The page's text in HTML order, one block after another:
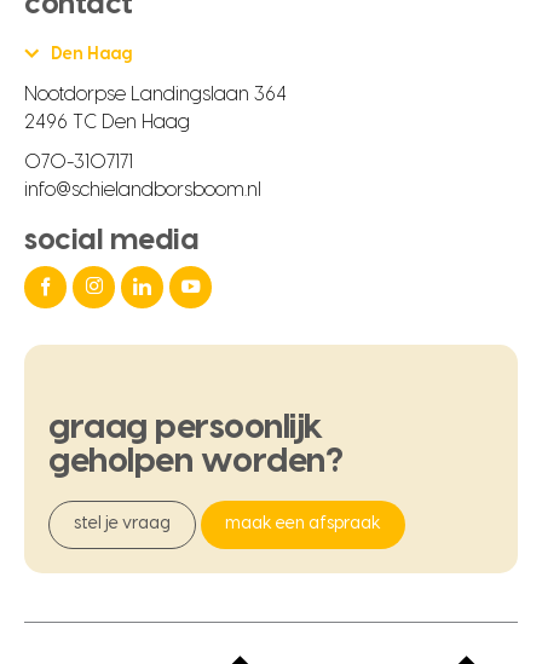
Den Haag
Nootdorpse Landingslaan 364
2496 TC Den Haag
070-3107171
info@schielandborsboom.nl
social media
graag persoonlijk
geholpen worden?
stel je vraag maak een afspraak